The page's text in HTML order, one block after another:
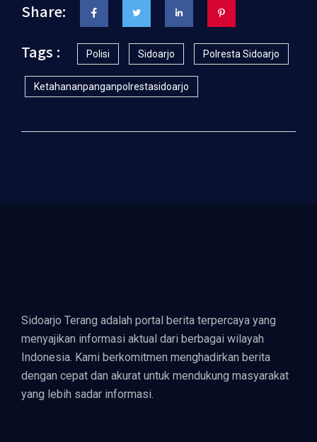
Share:
Tags :
Polisi Sidoarjo Polresta Sidoarjo
Ketahananpanganpolrestasidoarjo
Sidoarjo Terang adalah portal berita terpercaya yang
menyajikan informasi aktual dari berbagai wilayah
Indonesia. Kami berkomitmen menghadirkan berita
dengan cepat dan akurat untuk mendukung masyarakat
yang lebih sadar informasi.